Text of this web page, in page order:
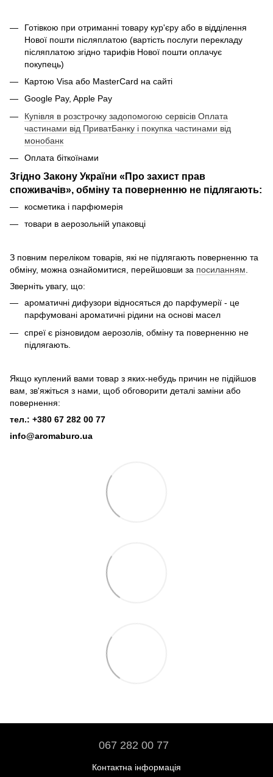
Готівкою при отриманні товару кур'єру або в відділення
Нової пошти післяплатою (вартість послуги перекладу
післяплатою згідно тарифів Нової пошти оплачує
покупець)
Картою Visa або MasterCard на сайті
Google Pay, Apple Pay
Купівля в розстрочку задопомогою сервісів Оплата
частинами від ПриватБанку і покупка частинами від
монобанк
Оплата біткоїнами
Згідно Закону України «Про захист прав
споживачів», обміну та поверненню не підлягають:
косметика і парфюмерія
товари в аерозольній упаковці
З повним переліком товарів, які не підлягають поверненню та
обміну, можна ознайомитися, перейшовши за посиланням.
Зверніть увагу, що:
ароматичні дифузори відносяться до парфумерії - це
парфумовані ароматичні рідини на основі масел
спреї є різновидом аерозолів, обміну та поверненню не
підлягають.
Якщо куплений вами товар з яких-небудь причин не підійшов
вам, зв'яжіться з нами, щоб обговорити деталі заміни або
повернення:
тел.: +380 67 282 00 77
info@aromaburo.ua
067 282 00 77
Контактна інформація